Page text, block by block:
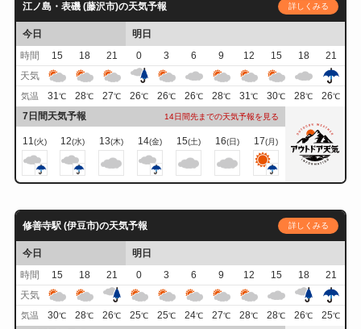
江ノ島・表磯 (藤沢市)の天気予報 詳しくみる
今日
明日
時間
15 18 21 0 3 6 9 12 15 18
21
天気
気温 31℃ 28℃ 27℃ 26℃ 26℃ 26℃ 28℃ 31℃ 30℃ 28℃ 26℃
7日間天気予報 14日間先までの天気予報を見る
11(火) 12(水) 13(木) 14(金) 15(土) 16(日) 17(月)
修善寺駅 (伊豆市)の天気予報 詳しくみる
今日
明日
時間
15 18 21 0 3 6 9 12 15 18
21
天気
気温 30℃ 28℃ 26℃ 25℃ 25℃ 24℃ 27℃ 28℃ 28℃ 26℃ 25℃